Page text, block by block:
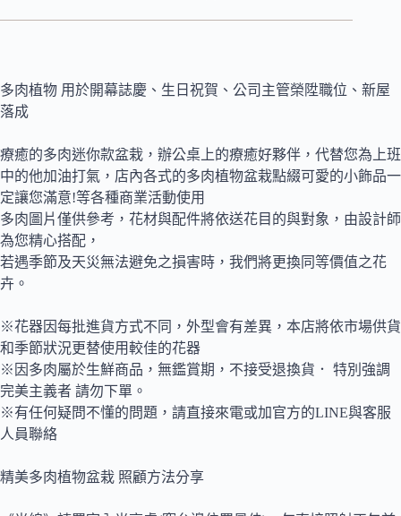
多肉植物 用於開幕誌慶、生日祝賀、公司主管榮陞職位、新屋
落成
療癒的多肉迷你款盆栽，辦公桌上的療癒好夥伴，代替您為上班
中的他加油打氣，店內各式的多肉植物盆栽點綴可愛的小飾品一
定讓您滿意!等各種商業活動使用
多肉圖片僅供參考，花材與配件將依送花目的與對象，由設計師
為您精心搭配，
若遇季節及天災無法避免之損害時，我們將更換同等價值之花
卉。
※花器因每批進貨方式不同，外型會有差異，本店將依市場供貨
和季節狀況更替使用較佳的花器
※因多肉屬於生鮮商品，無鑑賞期，不接受退換貨． 特別強調
完美主義者 請勿下單。
※有任何疑問不懂的問題，請直接來電或加官方的LINE與客服
人員聯絡
精美多肉植物盆栽 照顧方法分享